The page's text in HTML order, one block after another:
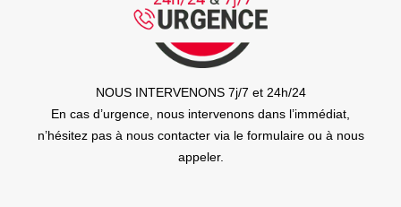
NOUS INTERVENONS 7j/7 et 24h/24
En cas d’urgence, nous intervenons dans l’immédiat,
n’hésitez pas à nous contacter via le formulaire ou à nous
appeler.